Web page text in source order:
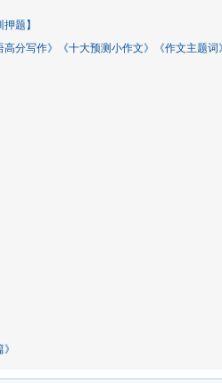
题】
分写作》《十大预测小作文》《作文主题词